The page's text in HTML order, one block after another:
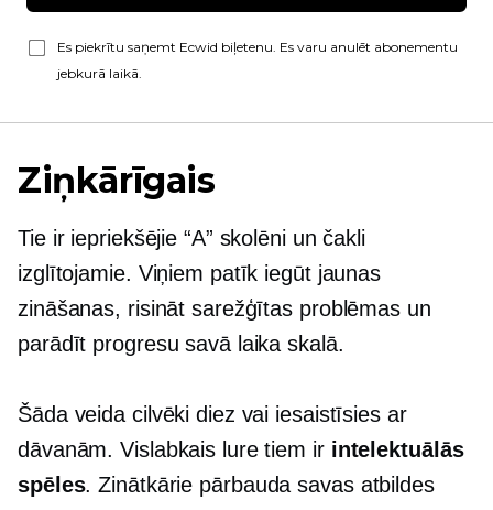
Es piekrītu saņemt Ecwid biļetenu. Es varu anulēt abonementu
jebkurā laikā.
Ziņkārīgais
Tie ir iepriekšējie “A” skolēni un čakli
izglītojamie. Viņiem patīk iegūt jaunas
zināšanas, risināt sarežģītas problēmas un
parādīt progresu savā laika skalā.
Šāda veida cilvēki diez vai iesaistīsies ar
dāvanām. Vislabkais lure tiem ir intelektuālās
spēles. Zinātkārie pārbauda savas atbildes